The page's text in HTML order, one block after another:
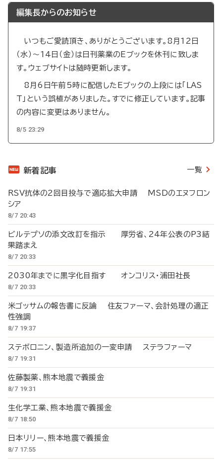
編集長からのお知らせ
いつもご愛読頂き、ありがとうございます。8月12日
（水）～14日（金）は日刊薬業のEブックを休刊に致しま
す。ウェブサイトは随時更新します。
8月6日午前5時に配信したEブックの上段には「LAS
T」という誤植がありました。すでに修正しています。記事
の内容に変更はありません。
8/5 23:29
新着記事 一覧
RSV抗体の2回目投与で適応拡大申請 MSDのエヌフロン
シア
8/7 20:43
ビルテプソの添文改訂を指示 厚労省、24年公表のP3結
果踏まえ
8/7 20:33
2030年までに黒字化目指す オンコリス・浦田社長
8/7 20:33
米ゴッサムの報告書に反論 住友ファーマ、会計処理の適正
性強調
8/7 19:37
ステボロニン、製造所追加の一変申請 ステラファーマ
8/7 19:31
佐藤製薬、熊本地震で義援金
8/7 19:31
生化学工業、熊本地震で義援金
8/7 18:50
日本リリー、熊本地震で義援金
8/7 17:55